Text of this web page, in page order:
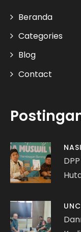
Beranda
Categories
Blog
Contact